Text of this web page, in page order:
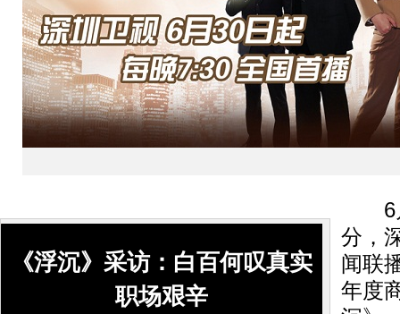
《浮沉》采访：白百何叹真实
职场艰辛
6月
分，
闻联
年度